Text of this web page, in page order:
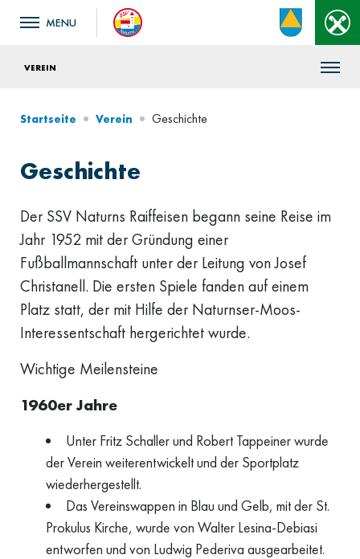
VEREIN
Startseite Verein Geschichte
Geschichte
Der SSV Naturns Raiffeisen begann seine Reise im
Jahr 1952 mit der Gründung einer
Fußballmannschaft unter der Leitung von Josef
Christanell. Die ersten Spiele fanden auf einem
Platz statt, der mit Hilfe der Naturnser-Moos-
Interessentschaft hergerichtet wurde.
Wichtige Meilensteine
1960er Jahre
Unter Fritz Schaller und Robert Tappeiner wurde
der Verein weiterentwickelt und der Sportplatz
wiederhergestellt.
Das Vereinswappen in Blau und Gelb, mit der St.
Prokulus Kirche, wurde von Walter Lesina-Debiasi
entworfen und von Ludwig Pederiva ausgearbeitet.